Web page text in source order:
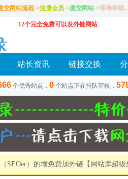
交网站流程->注册会员->提交网站->等待审核...
12个完全免费可以发外链网站
站长资讯 链接交换
个优秀站点， 0 个站点正在排队审核，
SEOer）的增免费加外链 【网站库超